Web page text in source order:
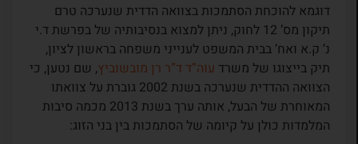
דוגמא להוכחת הסתמכות בצוואה הדדית שנערכה טרם
תיקון מס’ 12 לחוק, ניתן למצוא בנסיבותיה של בפרשת ד.י
נ’ ק.א ואח’ בבית המשפט לענייני משפחה בראשון לציון,
תיק בייצוגו של משרד עוה”ד ד”ר רן מובשוביץ, שם נטען, כי
הצוואה ההדדית שנערכה בשנת 2002 גוברת על צוואתו
המאוחרת של הבעל, אותה ערך בשנת 2013 מכמה סיבות
המלמדות כולן על קיומה של הסתמכות בין בני הזוג: